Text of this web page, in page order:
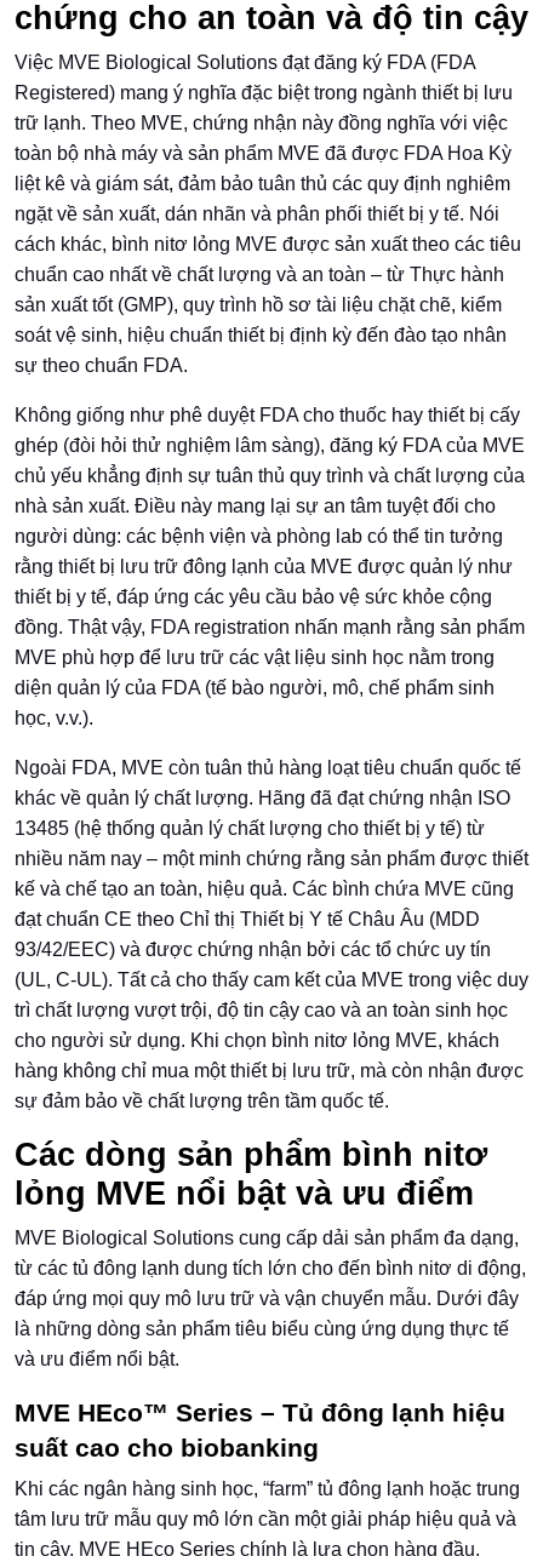
chứng cho an toàn và độ tin cậy
Việc MVE Biological Solutions đạt đăng ký FDA (FDA
Registered) mang ý nghĩa đặc biệt trong ngành thiết bị lưu
trữ lạnh. Theo MVE, chứng nhận này đồng nghĩa với việc
toàn bộ nhà máy và sản phẩm MVE đã được FDA Hoa Kỳ
liệt kê và giám sát, đảm bảo tuân thủ các quy định nghiêm
ngặt về sản xuất, dán nhãn và phân phối thiết bị y tế. Nói
cách khác, bình nitơ lỏng MVE được sản xuất theo các tiêu
chuẩn cao nhất về chất lượng và an toàn – từ Thực hành
sản xuất tốt (GMP), quy trình hồ sơ tài liệu chặt chẽ, kiểm
soát vệ sinh, hiệu chuẩn thiết bị định kỳ đến đào tạo nhân
sự theo chuẩn FDA.
Không giống như phê duyệt FDA cho thuốc hay thiết bị cấy
ghép (đòi hỏi thử nghiệm lâm sàng), đăng ký FDA của MVE
chủ yếu khẳng định sự tuân thủ quy trình và chất lượng của
nhà sản xuất. Điều này mang lại sự an tâm tuyệt đối cho
người dùng: các bệnh viện và phòng lab có thể tin tưởng
rằng thiết bị lưu trữ đông lạnh của MVE được quản lý như
thiết bị y tế, đáp ứng các yêu cầu bảo vệ sức khỏe cộng
đồng. Thật vậy, FDA registration nhấn mạnh rằng sản phẩm
MVE phù hợp để lưu trữ các vật liệu sinh học nằm trong
diện quản lý của FDA (tế bào người, mô, chế phẩm sinh
học, v.v.).
Ngoài FDA, MVE còn tuân thủ hàng loạt tiêu chuẩn quốc tế
khác về quản lý chất lượng. Hãng đã đạt chứng nhận ISO
13485 (hệ thống quản lý chất lượng cho thiết bị y tế) từ
nhiều năm nay – một minh chứng rằng sản phẩm được thiết
kế và chế tạo an toàn, hiệu quả. Các bình chứa MVE cũng
đạt chuẩn CE theo Chỉ thị Thiết bị Y tế Châu Âu (MDD
93/42/EEC) và được chứng nhận bởi các tổ chức uy tín
(UL, C-UL). Tất cả cho thấy cam kết của MVE trong việc duy
trì chất lượng vượt trội, độ tin cậy cao và an toàn sinh học
cho người sử dụng. Khi chọn bình nitơ lỏng MVE, khách
hàng không chỉ mua một thiết bị lưu trữ, mà còn nhận được
sự đảm bảo về chất lượng trên tầm quốc tế.
Các dòng sản phẩm bình nitơ
lỏng MVE nổi bật và ưu điểm
MVE Biological Solutions cung cấp dải sản phẩm đa dạng,
từ các tủ đông lạnh dung tích lớn cho đến bình nitơ di động,
đáp ứng mọi quy mô lưu trữ và vận chuyển mẫu. Dưới đây
là những dòng sản phẩm tiêu biểu cùng ứng dụng thực tế
và ưu điểm nổi bật.
MVE HEco™ Series – Tủ đông lạnh hiệu
suất cao cho biobanking
Khi các ngân hàng sinh học, “farm” tủ đông lạnh hoặc trung
tâm lưu trữ mẫu quy mô lớn cần một giải pháp hiệu quả và
tin cậy, MVE HEco Series chính là lựa chọn hàng đầu.